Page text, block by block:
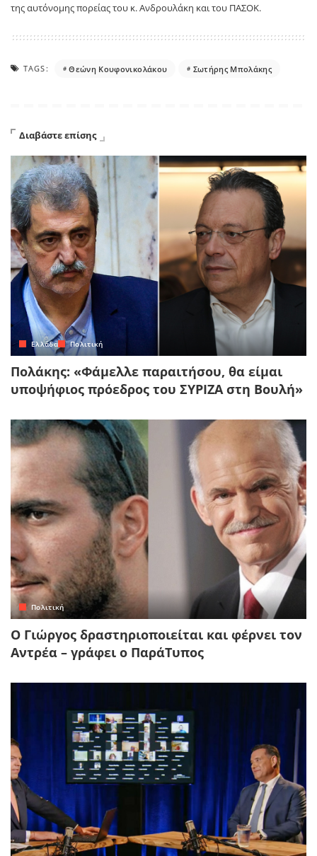
της αυτόνομης πορείας του κ. Ανδρουλάκη και του ΠΑΣΟΚ.
TAGS: Θεώνη Κουφονικολάκου Σωτήρης Μπολάκης
Διαβάστε επίσης
Ελλάδα Πολιτική
Πολάκης: «Φάμελλε παραιτήσου, θα είμαι
υποψήφιος πρόεδρος του ΣΥΡΙΖΑ στη Βουλή»
Πολιτική
Ο Γιώργος δραστηριοποιείται και φέρνει τον
Αντρέα – γράφει ο ΠαράΤυπος